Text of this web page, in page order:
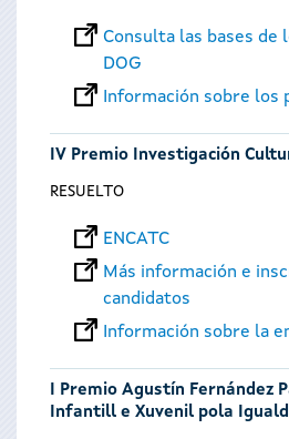
Consulta las bases de
DOG
Información sobre los
IV Premio Investigación
RESUELTO
ENCATC
Más información e
candidatos
Información sobre la
I Premio Agustín Fernández
Infantill e Xuvenil pola